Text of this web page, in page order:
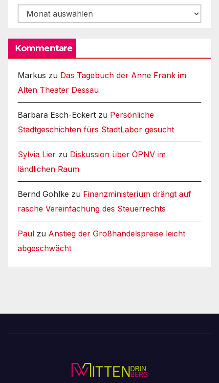
Archiv
Kommentare
Markus zu Das Tagebuch der Anne Frank im
Alten Theater Dessau
Barbara Esch-Eckert zu Persönliche
Stadtgeschichten fürs StadtLabor gesucht
Sylvia Lier zu Diskussion über ÖPNV im
ländlichen Raum
Bernd Gohlke zu Finanzministerium drängt auf
rasche Vereinfachung des Steuerrechts
Paul zu Anstieg der Großhandelspreise leicht
abgeschwächt